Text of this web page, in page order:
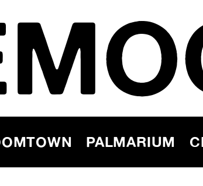
PALMARIUM